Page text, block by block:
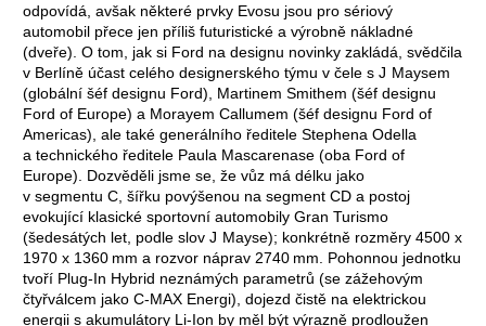
odpovídá, avšak některé prvky Evosu jsou pro sériový
automobil přece jen příliš futuristické a vý­robně nákladné
(dveře). O tom, jak si Ford na designu novinky zakládá, svědčila
v Berlíně účast celého designerského týmu v čele s J Maysem
(globální šéf designu Ford), Martinem Smithem (šéf designu
Ford of Europe) a Morayem Callumem (šéf designu Ford of
Americas), ale také generálního ředitele Stephena Odella
a technického ředitele Paula Mascarenase (oba Ford of
Europe). Dozvěděli jsme se, že vůz má délku jako
v segmentu C, šířku povýšenou na segment CD a postoj
evokující klasické sportovní automobily Gran Turismo
(šedesátých let, podle slov J Mayse); konkrétně rozměry 4500 x
1970 x 1360 mm a rozvor náprav 2740 mm. Pohonnou jednotku
tvoří Plug-In Hybrid neznámých parametrů (se zážehovým
čtyřválcem jako C‑MAX Energi), dojezd čistě na elektrickou
energii s akumulátory Li‑Ion by měl být vý­razně prodloužen